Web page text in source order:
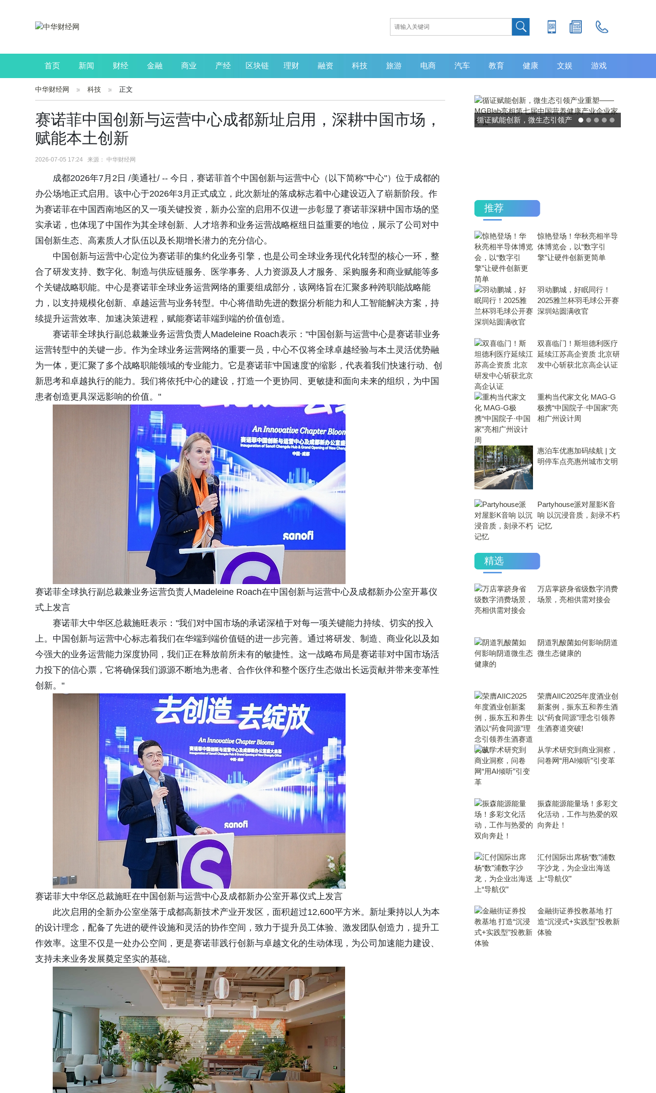
首页 新闻 财经 金融 商业 产经 区块链 理财 融资 科技 旅游 电商 汽车 教育 健康 文娱 游戏
公司 生活 读书
中华财经网 科技 正文
赛诺菲中国创新与运营中心成都新址启用，深耕中国市场，
赋能本土创新
2026-07-05 17:24 来源： 中华财经网
成都2026年7月2日 /美通社/ -- 今日，赛诺菲首个中国创新与运营中心（以下简称"中心"）位于成都的
办公场地正式启用。该中心于2026年3月正式成立，此次新址的落成标志着中心建设迈入了崭新阶段。作
为赛诺菲在中国西南地区的又一项关键投资，新办公室的启用不仅进一步彰显了赛诺菲深耕中国市场的坚
实承诺，也体现了中国作为其全球创新、人才培养和业务运营战略枢纽日益重要的地位，展示了公司对中
国创新生态、高素质人才队伍以及长期增长潜力的充分信心。
中国创新与运营中心定位为赛诺菲的集约化业务引擎，也是公司全球业务现代化转型的核心一环，整
合了研发支持、数字化、制造与供应链服务、医学事务、人力资源及人才服务、采购服务和商业赋能等多
个关键战略职能。中心是赛诺菲全球业务运营网络的重要组成部分，该网络旨在汇聚多种跨职能战略能
力，以支持规模化创新、卓越运营与业务转型。中心将借助先进的数据分析能力和人工智能解决方案，持
续提升运营效率、加速决策进程，赋能赛诺菲端到端的价值创造。
赛诺菲全球执行副总裁兼业务运营负责人Madeleine Roach表示："中国创新与运营中心是赛诺菲业务
运营转型中的关键一步。作为全球业务运营网络的重要一员，中心不仅将全球卓越经验与本土灵活优势融
为一体，更汇聚了多个战略职能领域的专业能力。它是赛诺菲'中国速度'的缩影，代表着我们快速行动、创
新思考和卓越执行的能力。我们将依托中心的建设，打造一个更协同、更敏捷和面向未来的组织，为中国
患者创造更具深远影响的价值。"
赛诺菲全球执行副总裁兼业务运营负责人Madeleine Roach在中国创新与运营中心及成都新办公室开幕仪
式上发言
赛诺菲大中华区总裁施旺表示："我们对中国市场的承诺深植于对每一项关键能力持续、切实的投入
上。中国创新与运营中心标志着我们在华端到端价值链的进一步完善。通过将研发、制造、商业化以及如
今强大的业务运营能力深度协同，我们正在释放前所未有的敏捷性。这一战略布局是赛诺菲对中国市场活
力投下的信心票，它将确保我们源源不断地为患者、合作伙伴和整个医疗生态做出长远贡献并带来变革性
创新。"
赛诺菲大中华区总裁施旺在中国创新与运营中心及成都新办公室开幕仪式上发言
此次启用的全新办公室坐落于成都高新技术产业开发区，面积超过12,600平方米。新址秉持以人为本
的设计理念，配备了先进的硬件设施和灵活的协作空间，致力于提升员工体验、激发团队创造力，提升工
作效率。这里不仅是一处办公空间，更是赛诺菲践行创新与卓越文化的生动体现，为公司加速能力建设、
支持未来业务发展奠定坚实的基础。
循证赋能创新，微生态引领产
灵敏度超 80% 特异性 99%！
推荐
惊艳登场！华秋亮相半导
体博览会，以“数字引
擎”让硬件创新更简单
羽动鹏城，好眠同行！
2025雅兰杯羽毛球公开赛
深圳站圆满收官
双喜临门！斯坦德利医疗
延续江苏高企资质 北京研
发中心斩获北京高企认证
重构当代家文化 MAG-G
极携“中国院子·中国家”亮
相广州设计周
惠泊车优惠加码续航 | 文
明停车点亮惠州城市文明
Partyhouse派对屋影K音
响 以沉浸音质，刻录不朽
记忆
精选
万店掌跻身省级数字消费
场景，亮相供需对接会
​阴道乳酸菌如何影响阴道
微生态健康的
荣膺AIIC2025年度酒业创
新案例，振东五和养生酒
以“药食同源”理念引领养
生酒赛道突破!
从学术研究到商业洞察，
问卷网“用AI倾听”引变革
振森能源能量场！多彩文
化活动，工作与热爱的双
向奔赴！
汇付国际出席杨“数”浦数
字沙龙，为企业出海送
上“导航仪”
金融街证券投教基地 打
造“沉浸式+实践型”投教新
体验